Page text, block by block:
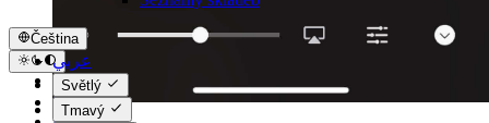
Čeština
عربي
Català
Čeština
Světlý
Tmavý